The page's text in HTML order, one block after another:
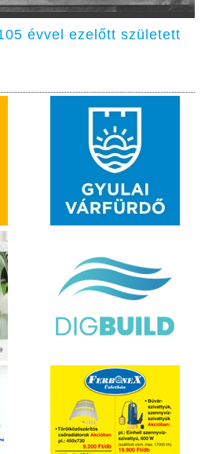
évvel ezelőtt született